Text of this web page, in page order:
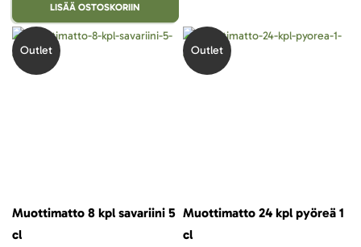
LISÄÄ OSTOSKORIIN
Outlet
Muottimatto 8 kpl savariini 5
cl
Outlet
Muottimatto 24 kpl pyöreä 1
cl